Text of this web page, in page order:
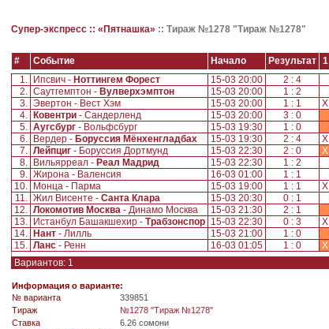
Супер-экспресс :: «Пятнашка» :: Тираж №1278 "Тираж №1278"
# Событие Начало Результат 1
1.
Ипсвич - Ноттингем Форест 15-03 20:00 2 : 4
2. Саутгемптон - Вулверхэмптон 15-03 20:00 1 : 2
3. Эвертон - Вест Хэм 15-03 20:00 1 : 1
X
4.
Ковентри - Сандерленд 15-03 20:00 3 : 0
5. Аугсбург - Вольфсбург 15-03 19:30 1 : 0
6.
Вердер - Боруссия Мёнхенгладбах 15-03 19:30 2 : 4
X
7. Лейпциг - Боруссия Дортмунд 15-03 22:30 2 : 0
X
8.
Вильярреал - Реал Мадрид 15-03 22:30 1 : 2
9. Жирона - Валенсия 16-03 01:00 1 : 1
10.
Монца - Парма 15-03 19:00 1 : 1
X
11. Жил Висенте - Санта Клара 15-03 20:30 0 : 1
12. Локомотив Москва - Динамо Москва 15-03 21:30 2 : 1
13.
Истанбул Башакшехир - Трабзонспор 15-03 22:30 0 : 3
X
14.
Нант - Лилль 15-03 21:00 1 : 0
15. Ланс - Ренн 16-03 01:05 1 : 0
X
Вариантов: 1
Информация о варианте:
№ варианта
339851
Tираж
№1278 "Тираж №1278"
Ставка
6.26 сомони